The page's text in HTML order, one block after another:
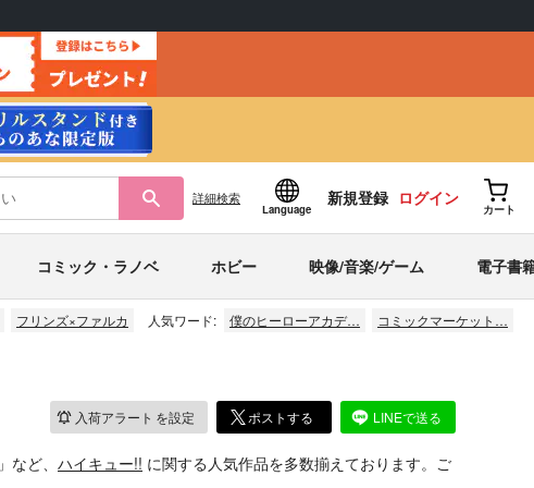
詳細検索
Language
新規登録 ログイン
カート
コミック・ラノベ ホビー 映像/音楽/ゲーム 電子書
フリンズ×ファルカ 人気ワード: 僕のヒーローアカデ… コミックマーケット…
入荷アラート を設定 ポストする LINEで送る
」など、 ハイキュー!! に関する人気作品を多数揃えております。ご